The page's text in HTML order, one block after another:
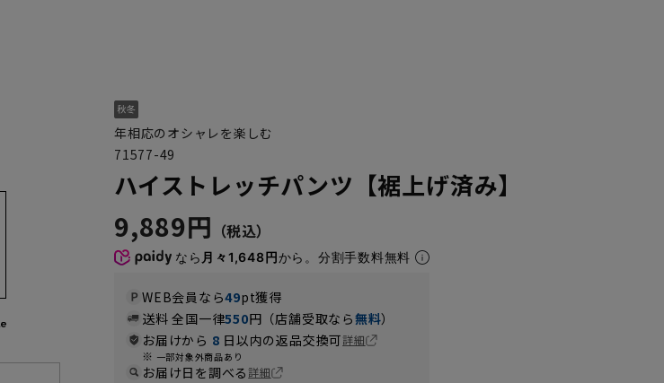
年相応のオシャレを楽しむ
71577-49
ハイストレッチパンツ【裾上げ済み】
9,889円
なら 月々1,648円から。分割手数料無料
WEB会員なら49pt獲得
送料 全国一律550円（店舗受取なら無料）
お届けから 8 日以内の返品交換可詳細
一部対象外商品あり
お届け日を調べる詳細